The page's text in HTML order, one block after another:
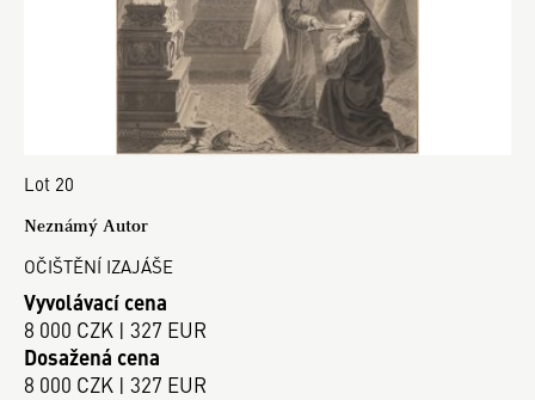
Lot 20
Neznámý Autor
OČIŠTĚNÍ IZAJÁŠE
Vyvolávací cena
8 000 CZK | 327 EUR
Dosažená cena
8 000 CZK | 327 EUR